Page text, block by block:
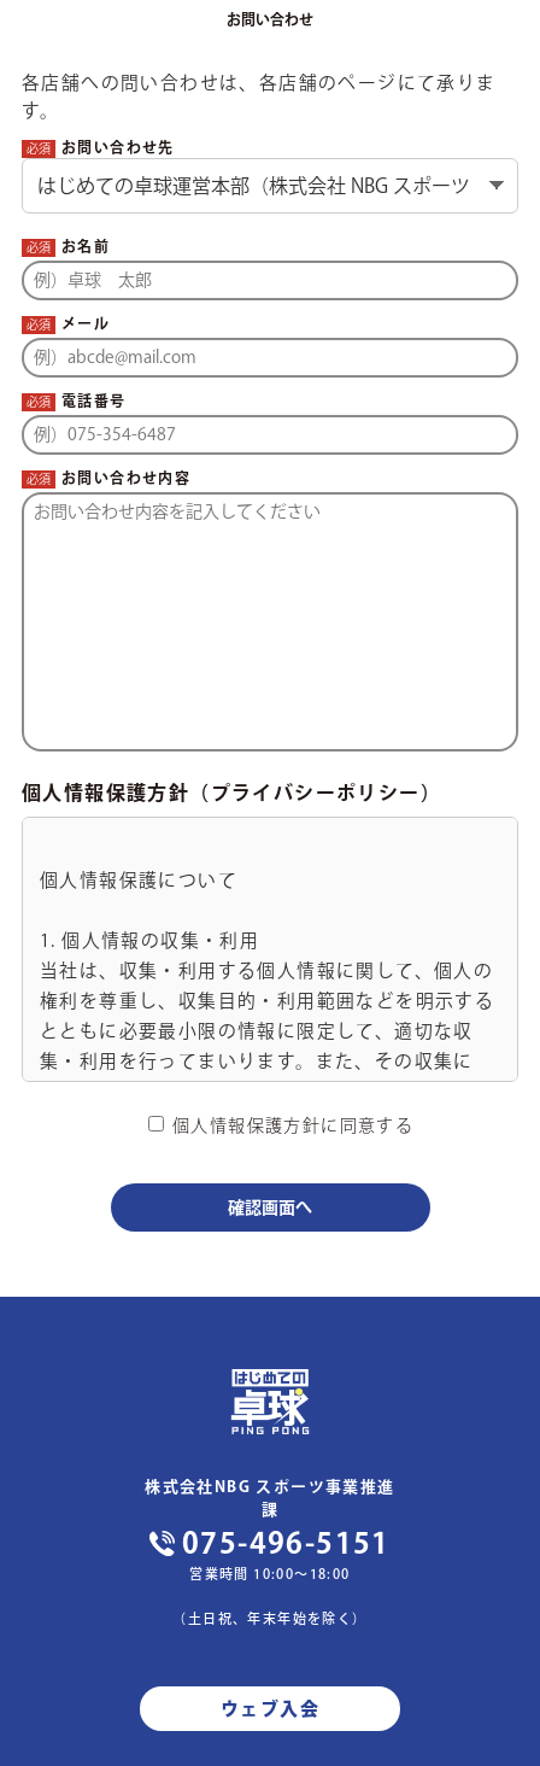
お問い合わせ
各店舗への問い合わせは、各店舗のページにて承りま
す。
必須 お問い合わせ先
必須 お名前
必須 メール
必須 電話番号
必須 お問い合わせ内容
個人情報保護方針（プライバシーポリシー）
個人情報保護について
1. 個人情報の収集・利用
当社は、収集・利用する個人情報に関して、個人の
権利を尊重し、収集目的・利用範囲などを明示する
とともに必要最小限の情報に限定して、適切な収
集・利用を行ってまいります。また、その収集に
らの口頭によって取得する方法も含むものとしま
当社は、ご本人様の同意の下に収集した個人情報を
子メールや、郵送等でご案内する場合がございます
が、ご本人様よりご要請があった場合は、かかるご
3. 個人情報の開示・提供
の公的機関から法的根拠に基づき開示を求められた
場合は、お客様の同意なく個人情報を開示すること
個人情報保護方針に同意する
株式会社NBG スポーツ事業推進
課
075-496-5151
営業時間 10:00〜18:00
（土日祝、年末年始を除く）
ウェブ入会